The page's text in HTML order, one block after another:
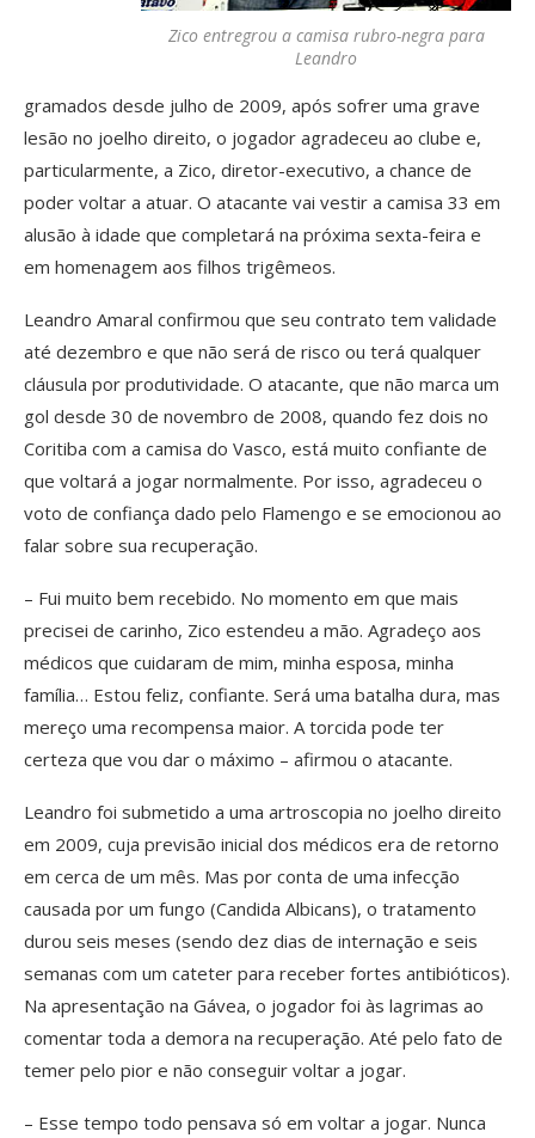
Zico entregrou a camisa rubro-negra para
Leandro
gramados desde julho de 2009, após sofrer uma grave
lesão no joelho direito, o jogador agradeceu ao clube e,
particularmente, a Zico, diretor-executivo, a chance de
poder voltar a atuar. O atacante vai vestir a camisa 33 em
alusão à idade que completará na próxima sexta-feira e
em homenagem aos filhos trigêmeos.
Leandro Amaral confirmou que seu contrato tem validade
até dezembro e que não será de risco ou terá qualquer
cláusula por produtividade. O atacante, que não marca um
gol desde 30 de novembro de 2008, quando fez dois no
Coritiba com a camisa do Vasco, está muito confiante de
que voltará a jogar normalmente. Por isso, agradeceu o
voto de confiança dado pelo Flamengo e se emocionou ao
falar sobre sua recuperação.
– Fui muito bem recebido. No momento em que mais
precisei de carinho, Zico estendeu a mão. Agradeço aos
médicos que cuidaram de mim, minha esposa, minha
família… Estou feliz, confiante. Será uma batalha dura, mas
mereço uma recompensa maior. A torcida pode ter
certeza que vou dar o máximo – afirmou o atacante.
Leandro foi submetido a uma artroscopia no joelho direito
em 2009, cuja previsão inicial dos médicos era de retorno
em cerca de um mês. Mas por conta de uma infecção
causada por um fungo (Candida Albicans), o tratamento
durou seis meses (sendo dez dias de internação e seis
semanas com um cateter para receber fortes antibióticos).
Na apresentação na Gávea, o jogador foi às lagrimas ao
comentar toda a demora na recuperação. Até pelo fato de
temer pelo pior e não conseguir voltar a jogar.
– Esse tempo todo pensava só em voltar a jogar. Nunca